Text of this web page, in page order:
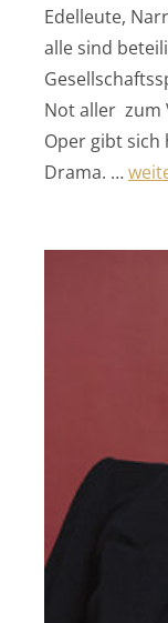
Edelleute,
alle sind
Not aller zum
Oper gibt
Drama. …